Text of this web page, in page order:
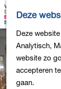
Deze
Deze
Analytisch,
website zo
accepteren
gaan.
n
a
a
K
a
r
t